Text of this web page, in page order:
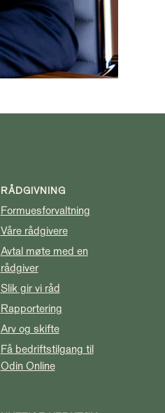
RÅDGIVNING
Formuesforvaltning
Våre rådgivere
Avtal møte med en
rådgiver
Slik gir vi råd
Rapportering
Arv og skifte
Få bedriftstilgang til
Odin Online